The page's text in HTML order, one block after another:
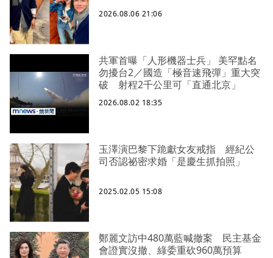
2026.08.06 21:06
共軍首曝「人形機器士兵」 美罕點名
勿擾台2／國造「極音速飛彈」重大突
破 射程2千公里可「直通北京」
2026.08.02 18:35
玉澤演巴黎下跪獻女友戒指 經紀公
司否認祕密求婚「是慶生抓拍照」
2025.02.05 15:08
鄭麗文訪中480萬藍喊撤案 民主基金
會證實沒撤、綠委重砍960萬預算